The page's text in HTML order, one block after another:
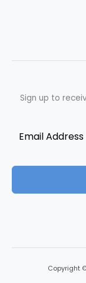
Sign up to
Copyright ©